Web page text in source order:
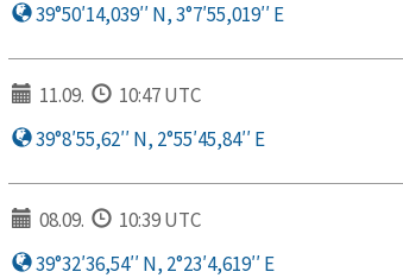
39°50′14,039′′ N, 3°7′55,019′′ E
11.09.
10:47 UTC
39°8′55,62′′ N, 2°55′45,84′′ E
08.09.
10:39 UTC
39°32′36,54′′ N, 2°23′4,619′′ E